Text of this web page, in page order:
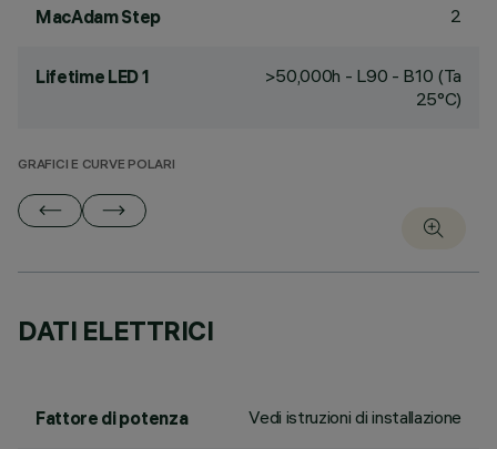
MacAdam Step 2
Lifetime LED 1
>50,000h - L90 - B10 (Ta
25°C)
GRAFICI E CURVE POLARI
DATI ELETTRICI
Fattore di potenza Vedi istruzioni di installazione